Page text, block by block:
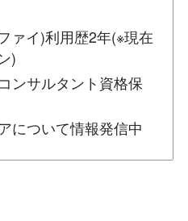
ァイ)利用歴2年(※現在
)
ンサルタント資格保
について情報発信中